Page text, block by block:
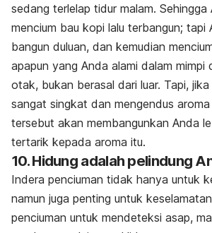
sedang terlelap tidur malam.
mencium bau kopi lalu terbangun; tapi
bangun duluan, dan kemudian
apapun yang Anda alami dalam mimpi
otak, bukan berasal dari luar. Tapi,
sangat singkat dan mengendus
tersebut akan membangunkan Anda
tertarik kepada aroma itu.
10. Hidung adalah pelindung
Indera penciuman tidak hanya untuk
namun juga penting untuk
penciuman untuk mendeteksi asap,